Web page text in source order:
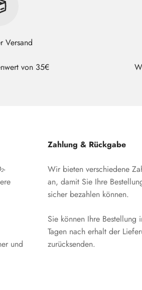
Versand
von 35€
-
und
Zahlung & Rückgabe
Wir bieten verschiedene
an, damit Sie Ihre
sicher bezahlen können.
Sie können Ihre Bestellung
Tagen nach erhalt der
zurücksenden.